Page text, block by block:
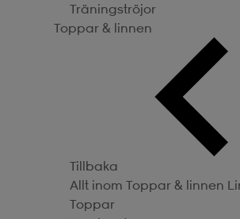
Träningströjor
Toppar & linnen
Tillbaka
Allt inom Toppar & linnen
Toppar